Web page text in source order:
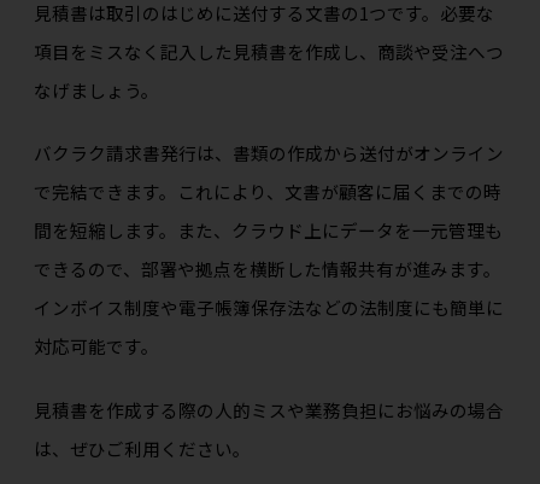
見積書は取引のはじめに送付する文書の1つです。必要な
項目をミスなく記入した見積書を作成し、商談や受注へつ
なげましょう。
バクラク請求書発行は、書類の作成から送付がオンライン
で完結できます。これにより、文書が顧客に届くまでの時
間を短縮します。また、クラウド上にデータを一元管理も
できるので、部署や拠点を横断した情報共有が進みます。
インボイス制度や電子帳簿保存法などの法制度にも簡単に
対応可能です。
見積書を作成する際の人的ミスや業務負担にお悩みの場合
は、ぜひご利用ください。